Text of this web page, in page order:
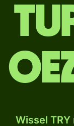
Wissel